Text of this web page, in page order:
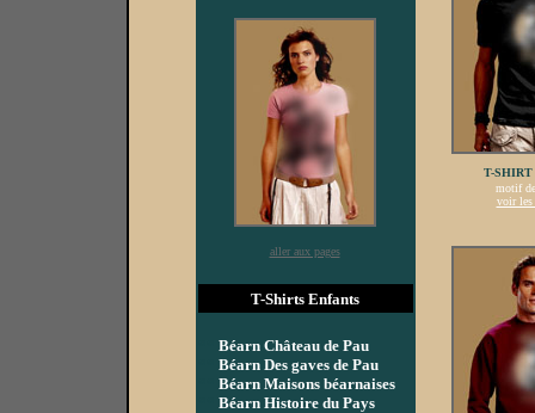
aller aux pages
T-Shirts Enfants
Béarn Château de Pau
Béarn Des gaves de Pau
Béarn Maisons béarnaises
Béarn Histoire du Pays
T-SHIRT
motif
voir les